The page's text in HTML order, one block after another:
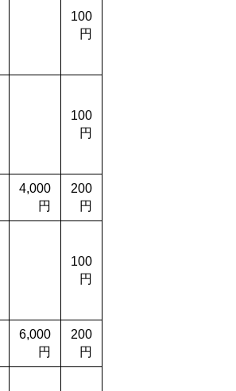
100
円
100
円
4,000
円
200
円
100
円
6,000
円
200
円